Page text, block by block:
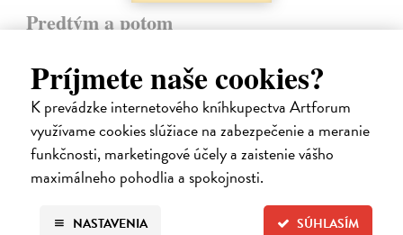
Príjmete naše cookies?
K prevádzke internetového kníhkupectva Artforum
využívame cookies slúžiace na zabezpečenie a meranie
funkčnosti, marketingové účely a zaistenie vášho
maximálneho pohodlia a spokojnosti.
SÚHLASÍM
NASTAVENIA
Predtým a potom
hlavné mesto Slovenska na modernú európsku metropolu. Dnes je tu
Bratislava a jej primátor Matúš Vallo, ktorí ukazujú, že aj zdanlivo
naivné…
Na sklade
18,55 €